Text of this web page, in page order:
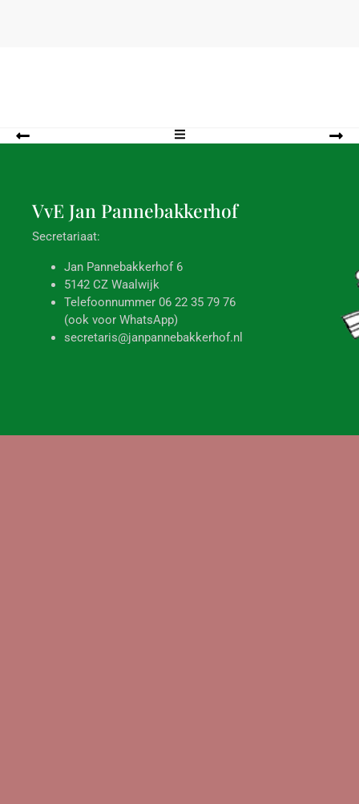
VvE Jan Pannebakkerhof
Secretariaat:
Jan Pannebakkerhof 6
5142 CZ Waalwijk
Telefoonnummer 06 22 35 79 76
(ook voor WhatsApp)
secretaris@janpannebakkerhof.nl